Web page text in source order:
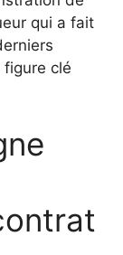
qui a fait
clé